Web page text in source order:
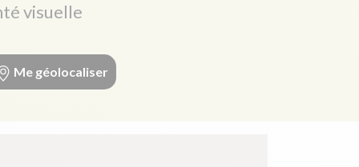
visuelle
Me géolocaliser